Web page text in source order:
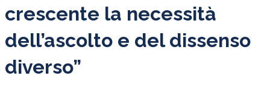
crescente la necessità
dell’ascolto e del dissenso
diverso”